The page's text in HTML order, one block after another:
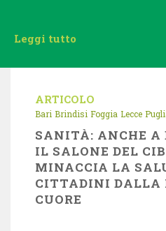
Leggi tutto
ARTICOLO
Bari Brindisi Foggia Lecce
SANITÀ: ANCHE
IL SALONE DEL
MINACCIA LA
CITTADINI DALLA
CUORE